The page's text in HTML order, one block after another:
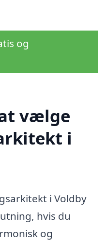
og
vælge
i
i Voldby
hvis du
og